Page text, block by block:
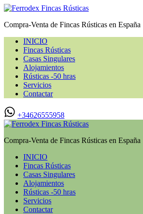
Compra-Venta de Fincas Rústicas en España
INICIO
Fincas Rústicas
Casas Singulares
Alojamientos
Rústicas -50 hras
Servicios
Contactar
+34626555958
Compra-Venta de Fincas Rústicas en España
INICIO
Fincas Rústicas
Casas Singulares
Alojamientos
Rústicas -50 hras
Servicios
Contactar